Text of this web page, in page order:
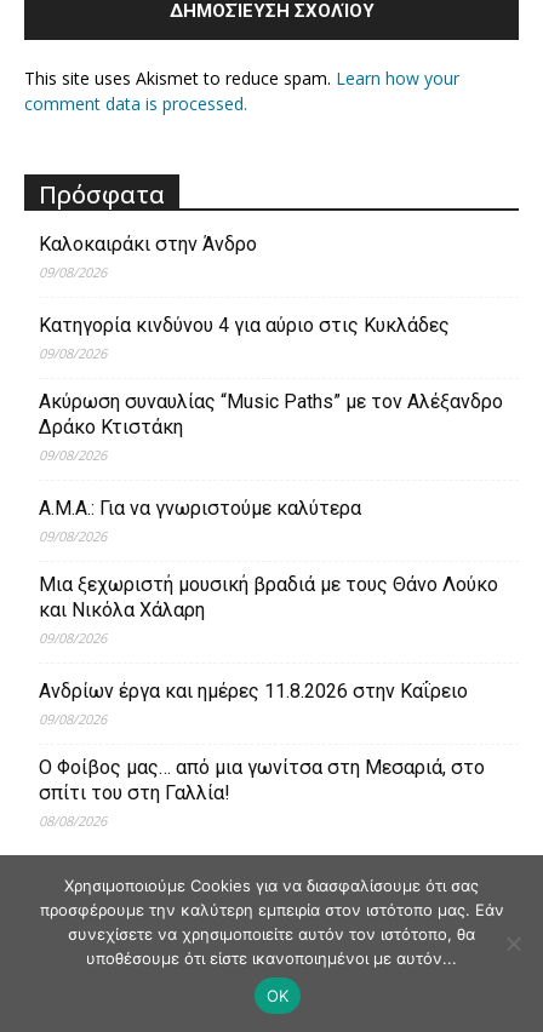
This site uses Akismet to reduce spam. Learn how your
comment data is processed.
Πρόσφατα
Καλοκαιράκι στην Άνδρο
09/08/2026
Κατηγορία κινδύνου 4 για αύριο στις Κυκλάδες
09/08/2026
Ακύρωση συναυλίας “Music Paths” με τον Αλέξανδρο
Δράκο Κτιστάκη
09/08/2026
Α.Μ.Α.: Για να γνωριστούμε καλύτερα
09/08/2026
Μια ξεχωριστή μουσική βραδιά με τους Θάνο Λούκο
και Νικόλα Χάλαρη
09/08/2026
Ανδρίων έργα και ημέρες 11.8.2026 στην Καΐρειο
09/08/2026
Ο Φοίβος μας… από μια γωνίτσα στη Μεσαριά, στο
σπίτι του στη Γαλλία!
08/08/2026
© Andriaki Press 2025
Χρησιμοποιούμε Cookies για να διασφαλίσουμε ότι σας
προσφέρουμε την καλύτερη εμπειρία στον ιστότοπο μας. Εάν
συνεχίσετε να χρησιμοποιείτε αυτόν τον ιστότοπο, θα
υποθέσουμε ότι είστε ικανοποιημένοι με αυτόν...
OK